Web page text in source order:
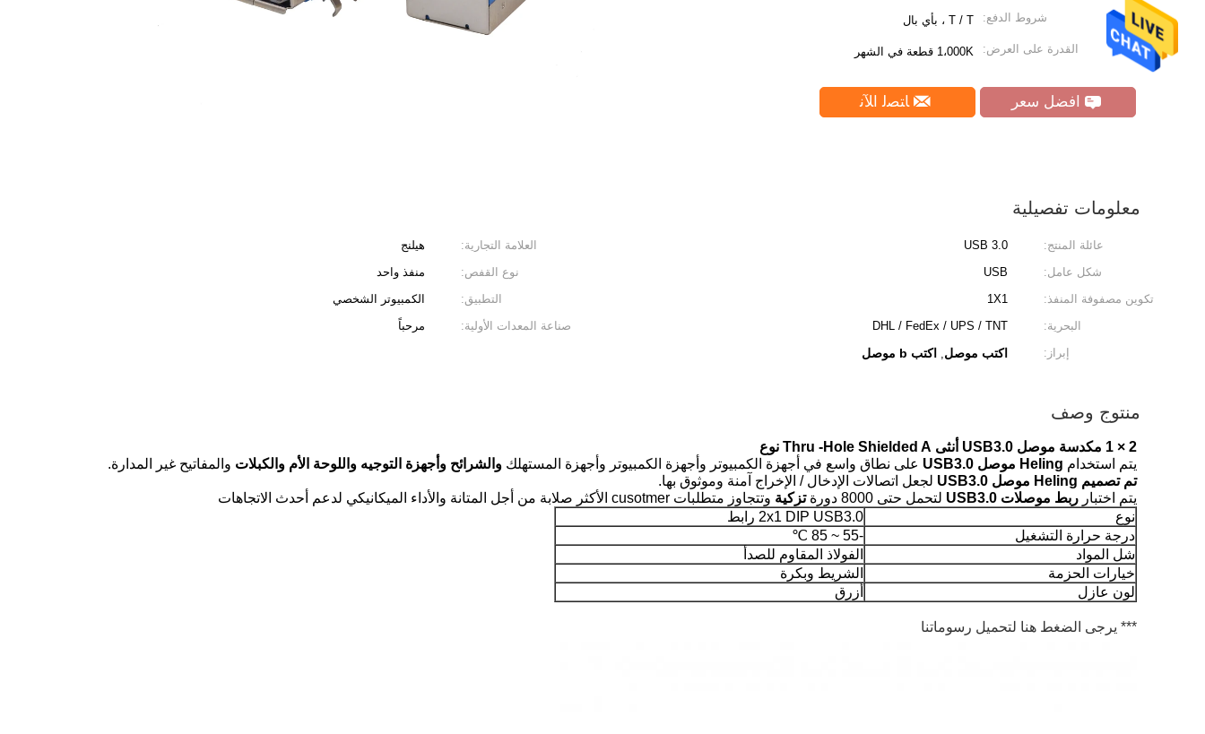
شروط الدفع: T / T ، بأي بال
القدرة على العرض: 1،000K قطعة في الشهر
افضل سعر ﺎﺘﺼﻟ ﺍﻶﻧ
معلومات تفصيلية
عائلة المنتج: USB 3.0 العلامة التجارية:
هيلنج
شكل عامل:
USB نوع القفص:
منفذ واحد
تكوين مصفوفة المنفذ:
1X1 التطبيق:
الكمبيوتر الشخصي
البحرية:
DHL / FedEx / UPS / TNT صناعة المعدات الأولية:
مرحباً
إبراز:
اكتب موصل, اكتب b موصل
منتوج وصف
2 × 1 مكدسة موصل USB3.0 أنثى Thru -Hole Shielded A نوع
يتم استخدام Heling موصل USB3.0 على نطاق واسع في أجهزة الكمبيوتر وأجهزة الكمبيوتر وأجهزة المستهلك والشرائح وأجهزة التوجيه واللوحة الأم والكبلات والمفاتيح غير المدارة.
تم تصميم Heling موصل USB3.0
لجعل اتصالات الإدخال / الإخراج آمنة وموثوق بها.
يتم اختبار ربط موصلات USB3.0 لتحمل حتى 8000 دورة تزكية وتتجاوز متطلبات cusotmer الأكثر صلابة من أجل المتانة والأداء الميكانيكي لدعم أحدث الاتجاهات
نوع
2x1 DIP USB3.0 رابط
درجة حرارة التشغيل
-55 ~ 85 ℃
شل المواد
الفولاذ المقاوم للصدأ
خيارات الحزمة
الشريط وبكرة
لون عازل
أزرق
*** يرجى الضغط هنا لتحميل رسوماتنا